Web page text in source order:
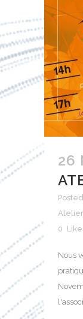
26
0
Nous